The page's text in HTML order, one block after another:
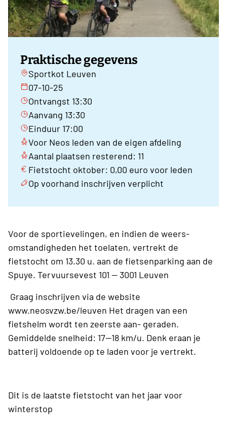
Praktische gegevens
Sportkot Leuven
07-10-25
Ontvangst 13:30
Aanvang 13:30
Einduur 17:00
Voor Neos leden van de eigen afdeling
Aantal plaatsen resterend: 11
Fietstocht oktober: 0,00 euro voor leden
Op voorhand inschrijven verplicht
Voor de sportievelingen, en indien de weers-
omstandigheden het toelaten, vertrekt de
fietstocht om 13.30 u. aan de fietsenparking aan de
Spuye. Tervuursevest 101 — 3001 Leuven
Graag inschrijven via de website
www.neosvzw.be/leuven Het dragen van een
fietshelm wordt ten zeerste aan- geraden.
Gemiddelde snelheid: 17—18 km/u. Denk eraan je
batterij voldoende op te laden voor je vertrekt.
Dit is de laatste fietstocht van het jaar voor
winterstop